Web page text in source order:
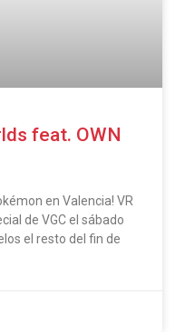
feat. OWN
en Valencia! VR
de VGC el sábado
el resto del fin de